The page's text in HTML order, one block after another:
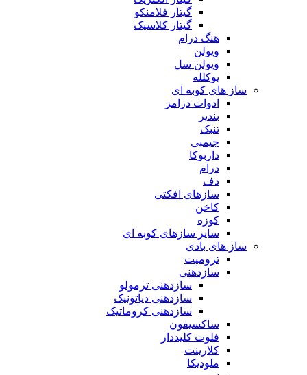
گیتار فلامنکو
گیتار کلاسیک
هنگ درام
ویولن
ویولن سل
یوکلله
ساز های کوبه ای
ادوات درامز
بندیر
تنبک
جیمبی
داربوکا
درام
دف
سازهای افکتی
کاخن
کوزه
سایر سازهای کوبه ای
ساز های بادی
ترومپت
سازدهنی
سازدهنی ترمولو
سازدهنی دیاتونیک
سازدهنی کروماتیک
ساکسیفون
فلوت کلیددار
کلارینت
ملودیکا